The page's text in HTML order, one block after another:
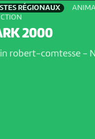
RÉGIONAUX
2000
robert-comtesse -